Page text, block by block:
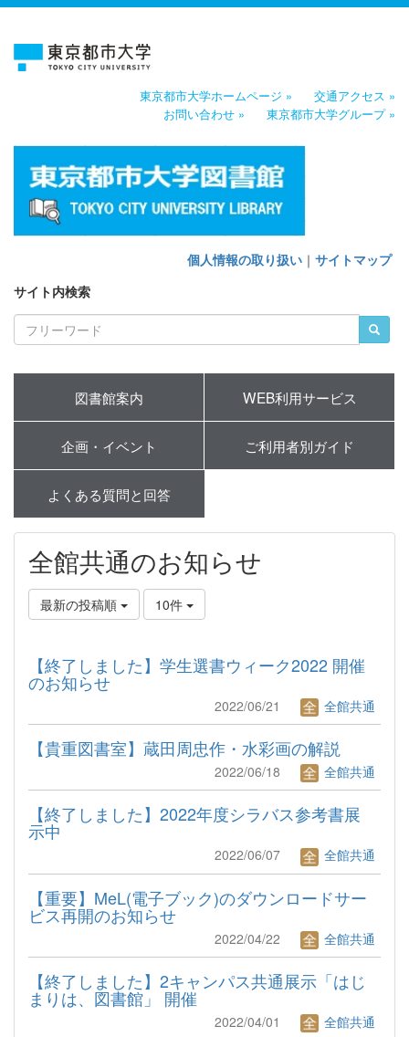
東京都市大学ホームページ »
交通アクセス »
お問い合わせ »
東京都市大学グループ »
個人情報の取り扱い ｜ サイトマップ
サイト内検索
図書館案内 WEB利用サービス
企画・イベント ご利用者別ガイド
よくある質問と回答
全館共通のお知らせ
最新の投稿順 10件
【終了しました】学生選書ウィーク2022 開催
のお知らせ
2022/06/21 全館共通
【貴重図書室】蔵田周忠作・水彩画の解説
2022/06/18 全館共通
【終了しました】2022年度シラバス参考書展
示中
2022/06/07 全館共通
【重要】MeL(電子ブック)のダウンロードサー
ビス再開のお知らせ
2022/04/22 全館共通
【終了しました】2キャンパス共通展示「はじ
まりは、図書館」 開催
2022/04/01 全館共通